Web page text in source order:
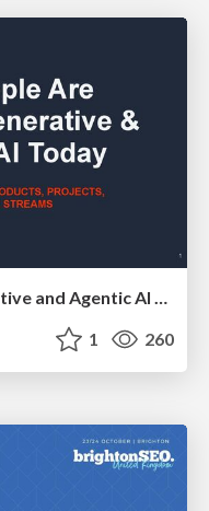
How People are Using Generative and Agentic AI to Supercharge Their Products, Projects, Services and Value Streams Today
1 260